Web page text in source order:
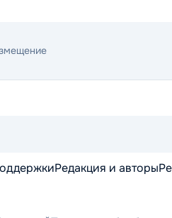
Редакция и авторы